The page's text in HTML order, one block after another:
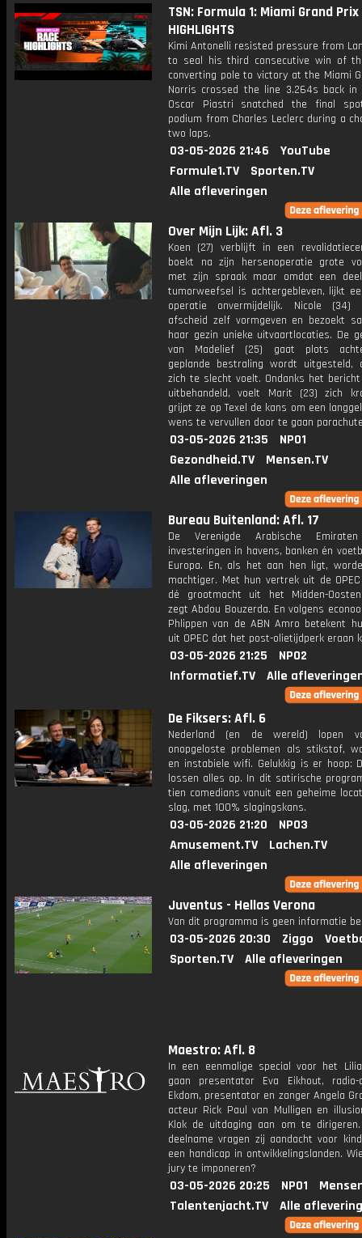
TSN: Formula 1: Miami Grand Prix
HIGHLIGHTS
Kimi Antonelli resisted pressure from
to seal his third consecutive win of
converting pole to victory at the Miami
Norris crossed the line 3.264s back in
Oscar Piastri snatched the final
podium from Charles Leclerc during a
two laps.
03-05-2026 21:46
YouTube
Formule1.TV
Sporten.TV
Alle afleveringen
Over Mijn Lijk: Afl. 3
Koen (27) verblijft in een
boekt na zijn hersenoperatie grote
met zijn spraak maar omdat een
tumorweefsel is achtergebleven, lijkt
operatie onvermijdelijk. Nicole
afscheid zelf vormgeven en bezoekt
haar gezin unieke uitvaartlocaties. De
van Madelief (25) gaat plots
geplande bestraling wordt uitgesteld,
zich te slecht voelt. Ondanks het
uitbehandeld, voelt Marit (23) zich
grijpt ze op Texel de kans om een
wens te vervullen door te gaan
03-05-2026 21:35
NPO1
Gezondheid.TV
Mensen.TV
Alle afleveringen
Bureau Buitenland: Afl. 17
De Verenigde Arabische
investeringen in havens, banken én
Europa. En, als het aan hen ligt,
machtiger. Met hun vertrek uit de
dé grootmacht uit het Midden-
zegt Abdou Bouzerda. En volgens
Phlippen van de ABN Amro betekent
uit OPEC dat het post-olietijdperk eraan
03-05-2026 21:25
NPO2
Informatief.TV
Alle
De Fiksers: Afl. 6
Nederland (en de wereld) lopen
onopgeloste problemen als stikstof,
en instabiele wifi. Gelukkig is er hoop:
lossen alles op. In dit satirische
tien comedians vanuit een geheime
slag, met 100% slagingskans.
03-05-2026 21:20
NPO3
Amusement.TV
Lachen.TV
Alle afleveringen
Juventus - Hellas Verona
Van dit programma is geen informatie
03-05-2026 20:30 Ziggo
Sporten.TV
Alle afleveringen
Maestro: Afl. 8
In een eenmalige special voor het
gaan presentator Eva Eikhout, radio-
Ekdom, presentator en zanger Angela
acteur Rick Paul van Mulligen en
Klok de uitdaging aan om te
deelname vragen zij aandacht voor
een handicap in ontwikkelingslanden.
jury te imponeren?
03-05-2026 20:25 NPO1
Talentenjacht.TV
Alle